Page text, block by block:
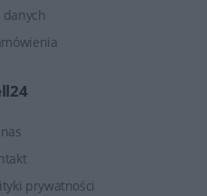
danych
prywatności